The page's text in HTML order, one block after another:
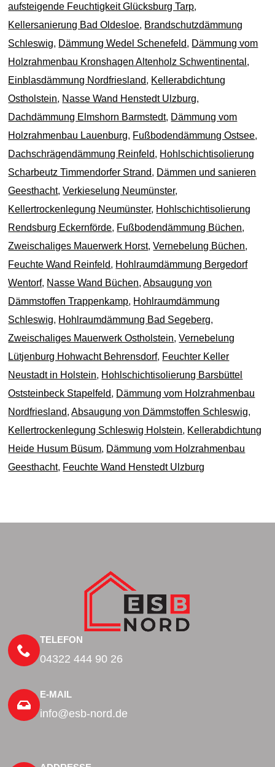
aufsteigende Feuchtigkeit Glücksburg Tarp,
Kellersanierung Bad Oldesloe, Brandschutzdämmung
Schleswig, Dämmung Wedel Schenefeld, Dämmung vom
Holzrahmenbau Kronshagen Altenholz Schwentinental ,
Einblasdämmung Nordfriesland, Kellerabdichtung
Ostholstein, Nasse Wand Henstedt Ulzburg,
Dachdämmung Elmshorn Barmstedt, Dämmung vom
Holzrahmenbau Lauenburg, Fußbodendämmung Ostsee,
Dachschrägendämmung Reinfeld, Hohlschichtisolierung
Scharbeutz Timmendorfer Strand, Dämmen und sanieren
Geesthacht,Verkieselung Neumünster,
Kellertrockenlegung Neumünster, Hohlschichtisolierung
Rendsburg Eckernförde, Fußbodendämmung Büchen,
Zweischaliges Mauerwerk Horst,Vernebelung Büchen,
Feuchte Wand Reinfeld, Hohlraumdämmung Bergedorf
Wentorf, Nasse Wand Büchen,Absaugung von
Dämmstoffen Trappenkamp, Hohlraumdämmung
Schleswig, Hohlraumdämmung Bad Segeberg,
Zweischaliges Mauerwerk Ostholstein,Vernebelung
Lütjenburg Hohwacht Behrensdorf, Feuchter Keller
Neustadt in Holstein, Hohlschichtisolierung Barsbüttel
Oststeinbeck Stapelfeld, Dämmung vom Holzrahmenbau
Nordfriesland,Absaugung von Dämmstoffen Schleswig,
Kellertrockenlegung Schleswig Holstein, Kellerabdichtung
Heide Husum Büsum, Dämmung vom Holzrahmenbau
Geesthacht, Feuchte Wand Henstedt Ulzburg
TELEFON
04322 444 90 26
E-MAIL
info@esb-nord.de